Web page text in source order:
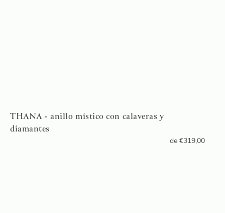
THANA - anillo místico con calaveras y
diamantes
de €319,00